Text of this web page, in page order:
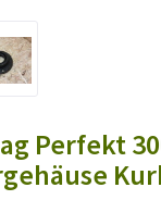
Perfekt